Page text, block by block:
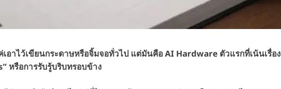
อาไว้เขียนกระดาษหรือจิ้มจอทั่วไป แต่มันคือ AI Hardware ตัวแรกที่เน้นเรื่อง
หรือการรับรู้บริบทรอบข้าง